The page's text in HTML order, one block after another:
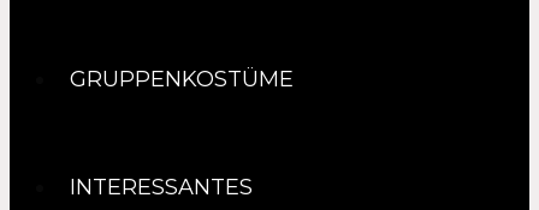
GRUPPENKOSTÜME
INTERESSANTES